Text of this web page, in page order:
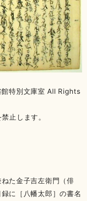
特別文庫室 All Rights
止します。
た金子吉左衛門（俳
に［八幡太郎］の書名